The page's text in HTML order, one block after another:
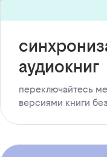
аудиокниг
переключайтесь
версиями книги